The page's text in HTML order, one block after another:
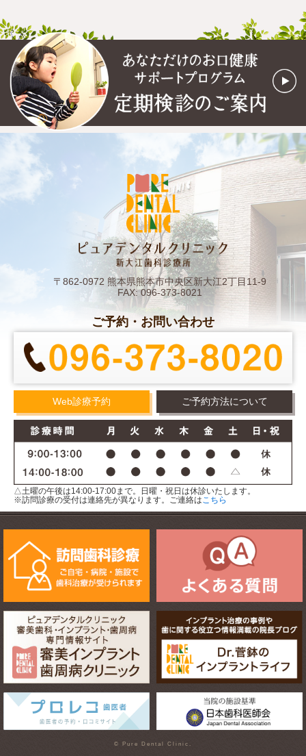
〒862-0972 熊本県熊本市中央区新大江2丁目11-9
FAX: 096-373-8021
ご予約・お問い合わせ
Web診療予約 ご予約方法について
△土曜の午後は14:00-17:00まで。日曜・祝日は休診いたします。
※訪問診療の受付は連絡先が異なります。ご連絡は こちら
© Pure Dental Clinic.